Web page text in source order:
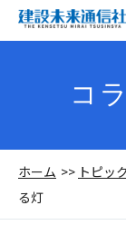
コ
ホーム トピッ
る灯